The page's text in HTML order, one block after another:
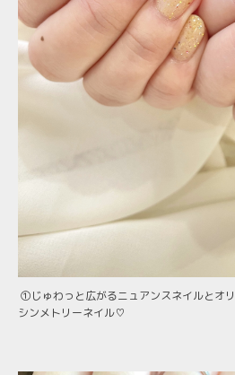
①じゅわっと広がるニュアンスネイルとオ
シンメトリーネイル♡